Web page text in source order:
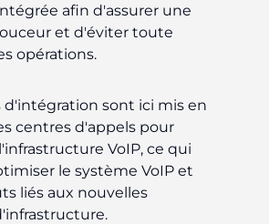
afin d'assurer une
et d'éviter toute
opérations.
d'intégration sont ici mis en
centres d'appels pour
VoIP, ce qui
le système VoIP et
liés aux nouvelles